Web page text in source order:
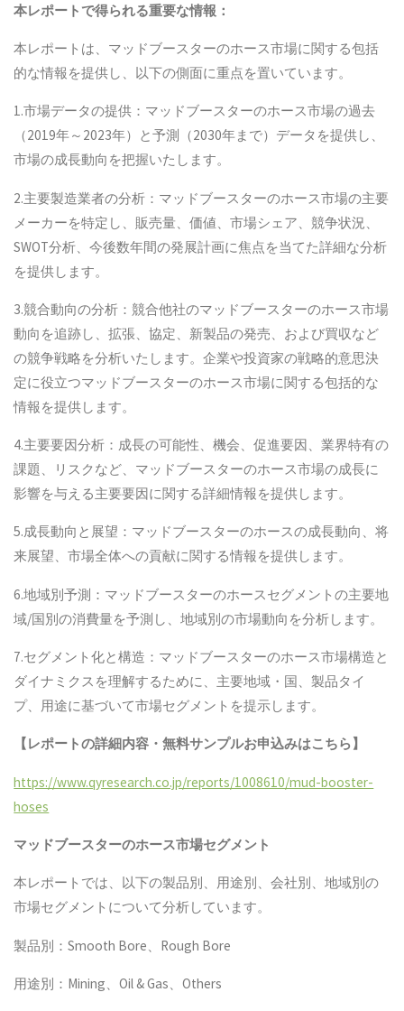
本レポートで得られる重要な情報：
本レポートは、マッドブースターのホース市場に関する包括
的な情報を提供し、以下の側面に重点を置いています。
1.市場データの提供：マッドブースターのホース市場の過去
（2019年～2023年）と予測（2030年まで）データを提供し、
市場の成長動向を把握いたします。
2.主要製造業者の分析：マッドブースターのホース市場の主要
メーカーを特定し、販売量、価値、市場シェア、競争状況、
SWOT分析、今後数年間の発展計画に焦点を当てた詳細な分析
を提供します。
3.競合動向の分析：競合他社のマッドブースターのホース市場
動向を追跡し、拡張、協定、新製品の発売、および買収など
の競争戦略を分析いたします。企業や投資家の戦略的意思決
定に役立つマッドブースターのホース市場に関する包括的な
情報を提供します。
4.主要要因分析：成長の可能性、機会、促進要因、業界特有の
課題、リスクなど、マッドブースターのホース市場の成長に
影響を与える主要要因に関する詳細情報を提供します。
5.成長動向と展望：マッドブースターのホースの成長動向、将
来展望、市場全体への貢献に関する情報を提供します。
6.地域別予測：マッドブースターのホースセグメントの主要地
域/国別の消費量を予測し、地域別の市場動向を分析します。
7.セグメント化と構造：マッドブースターのホース市場構造と
ダイナミクスを理解するために、主要地域・国、製品タイ
プ、用途に基づいて市場セグメントを提示します。
【レポートの詳細内容・無料サンプルお申込みはこちら】
https://www.qyresearch.co.jp/reports/1008610/mud-booster-
hoses
マッドブースターのホース市場セグメント
本レポートでは、以下の製品別、用途別、会社別、地域別の
市場セグメントについて分析しています。
製品別：Smooth Bore、Rough Bore
用途別：Mining、Oil & Gas、Others